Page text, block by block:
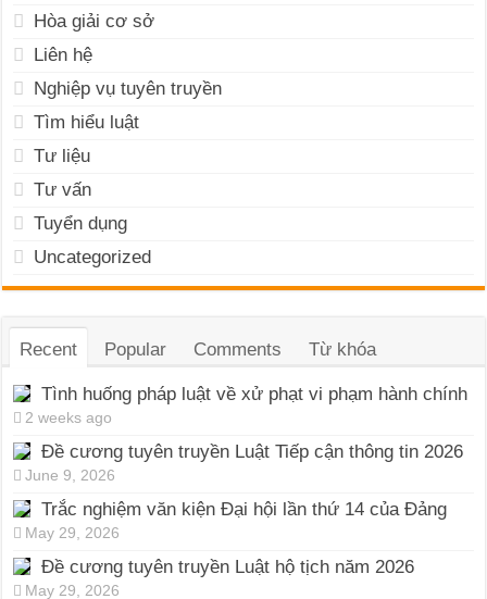
Hòa giải cơ sở
Liên hệ
Nghiệp vụ tuyên truyền
Tìm hiểu luật
Tư liệu
Tư vấn
Tuyển dụng
Uncategorized
Recent Popular Comments Từ khóa
Tình huống pháp luật về xử phạt vi phạm hành chính
2 weeks ago
Đề cương tuyên truyền Luật Tiếp cận thông tin 2026
June 9, 2026
Trắc nghiệm văn kiện Đại hội lần thứ 14 của Đảng
May 29, 2026
Đề cương tuyên truyền Luật hộ tịch năm 2026
May 29, 2026